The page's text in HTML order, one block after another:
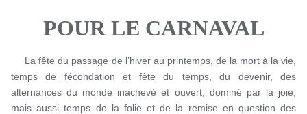
POUR LE CARNAVAL
La fête du passage de l’hiver au printemps, de la mort à la vie,
temps de fécondation et fête du temps, du devenir, des
alternances du monde inachevé et ouvert, dominé par la joie,
mais aussi temps de la folie et de la remise en question des